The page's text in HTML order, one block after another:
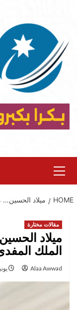
content
Menu
HOME ميلاد الحسين…
مقالات مختارة
ميلاد
الملك
Alaa Awwad يونيو